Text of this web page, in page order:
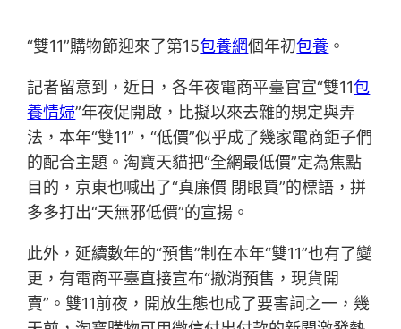
“雙11”購物節迎來了第15包養網個年初包養 。
記者留意到，近日，各年夜電商平臺官宣“雙11包
養情婦”年夜促開啟，比擬以來去雜的規定與弄
法，本年“雙11”，“低價”似乎成了幾家電商鉅子們
的配合主題。淘寶天貓把“全網最低價”定為焦點
目的，京東也喊出了“真廉價 閉眼買”的標語，拼
多多打出“天無邪低價”的宣揚。
此外，延續數年的“預售”制在本年“雙11”也有了變
更，有電商平臺直接宣布“撤消預售，現貨開
賣”。雙11前夜，開放生態也成了要害詞之一，幾